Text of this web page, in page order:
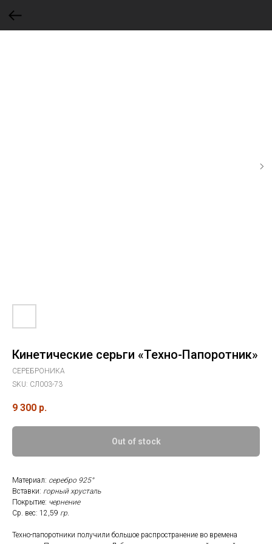
Кинетические серьги «Техно-Папоротник»
СЕРЕБРОНИКА
SKU: СЛ003-73
9 300 р.
Out of stock
Материал: серебро 925°
Вставки: горный хрусталь
Покрытие: чернение
Ср. вес: 12,59 гр.
Техно-папоротники получили большое распространение во времена